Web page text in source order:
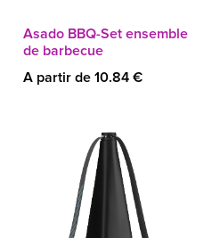
Asado BBQ-Set ensemble
de barbecue
A partir de 10.84 €